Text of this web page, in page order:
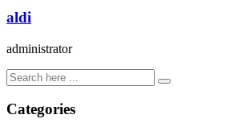
aldi
administrator
Categories